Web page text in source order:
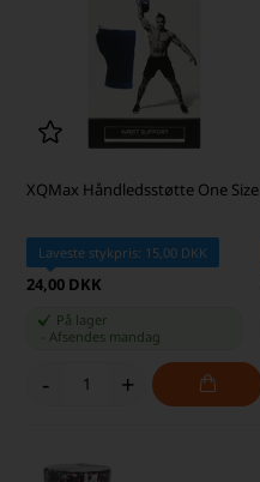
XQMax Håndledsstøtte One Size
Laveste stykpris: 15,00 DKK
24,00 DKK
På lager
Afsendes mandag
- +